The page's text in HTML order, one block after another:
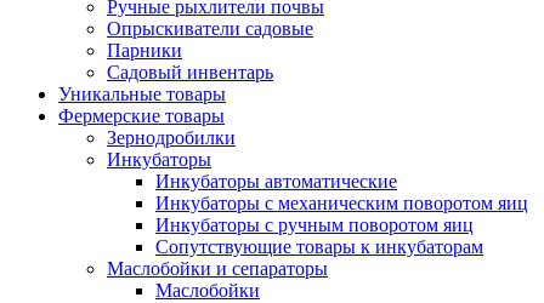
Ручные рыхлители почвы
Опрыскиватели садовые
Парники
Садовый инвентарь
Уникальные товары
Фермерские товары
Зернодробилки
Инкубаторы
Инкубаторы автоматические
Инкубаторы с механическим поворотом яиц
Инкубаторы с ручным поворотом яиц
Сопутствующие товары к инкубаторам
Маслобойки и сепараторы
Маслобойки